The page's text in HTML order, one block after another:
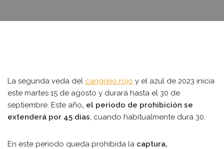
La segunda veda del cangrejo rojo y el azul de 2023 inicia
este martes 15 de agosto y durará hasta el 30 de
septiembre. Este año, el periodo de prohibición se
extenderá por 45 días, cuando habitualmente dura 30.
En este periodo queda prohibida la captura,